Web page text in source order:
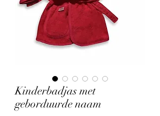
Kinderbadjas met
geborduurde naam